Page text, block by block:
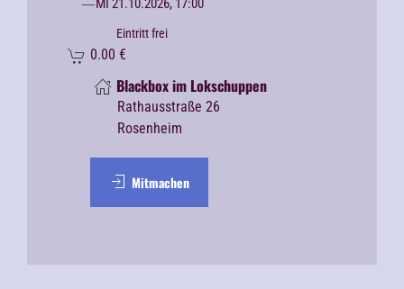
MI 21.10.2026, 17:00
Eintritt frei
0.00 €
Blackbox im Lokschuppen
Rathausstraße 26
Rosenheim
Mitmachen